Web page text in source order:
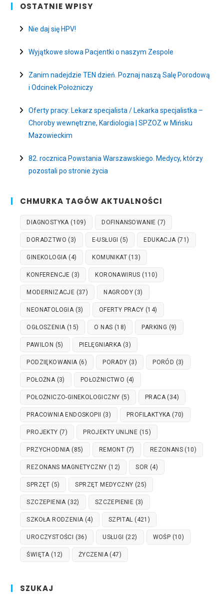
OSTATNIE WPISY
Nie daj się HPV!
Wyjątkowe słowa Pacjentki o naszym Zespole
Zanim nadejdzie TEN dzień. Poznaj naszą Salę Porodową
i Odcinek Położniczy
Oferty pracy: Lekarz specjalista / Lekarka specjalistka –
Choroby wewnętrzne, Kardiologia | SPZOZ w Mińsku
Mazowieckim
82. rocznica Powstania Warszawskiego. Medycy, którzy
pozostali po stronie życia
CHMURKA TAGÓW AKTUALNOŚCI
DIAGNOSTYKA(109) DOFINANSOWANIE (7)
DORADZTWO (3) E-USŁUGI (5) EDUKACJA(71)
GINEKOLOGIA(4) KOMUNIKAT (13)
KONFERENCJE (3) KORONAWIRUS (110)
MODERNIZACJE (37) NAGRODY (3)
NEONATOLOGIA(3) OFERTY PRACY (14)
OGŁOSZENIA(15) O NAS (18) PARKING (9)
PAWILON (5) PIELĘGNIARKA(3)
PODZIĘKOWANIA(6) PORADY (3) PORÓD (3)
POŁOŻNA(3) POŁOŻNICTWO (4)
POŁOŻNICZO-GINEKOLOGICZNY (5) PRACA(34)
PRACOWNIA ENDOSKOPII (3) PROFILAKTYKA(70)
PROJEKTY (7) PROJEKTY UNIJNE (15)
PRZYCHODNIA(85) REMONT (7) REZONANS (10)
REZONANS MAGNETYCZNY (12) SOR (4)
SPRZĘT (5) SPRZĘT MEDYCZNY (25)
SZCZEPIENIA(32) SZCZEPIENIE (3)
SZKOŁA RODZENIA(4) SZPITAL (421)
UROCZYSTOŚCI (36) USŁUGI (22) WOŚP (10)
ŚWIĘTA(12) ŻYCZENIA(47)
SZUKAJ